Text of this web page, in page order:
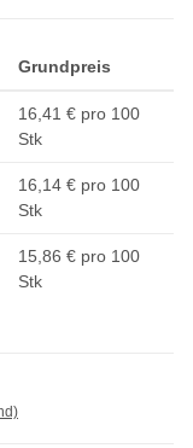
Grundpreis
16,41 € pro 100
Stk
16,14 € pro 100
Stk
15,86 € pro 100
Stk